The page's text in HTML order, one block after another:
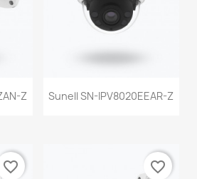
Z Sunell SN-IPV8020EEAR-Z
favorite_border favorite_border